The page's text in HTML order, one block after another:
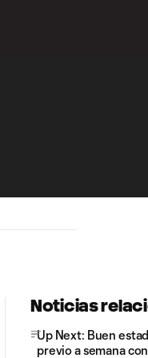
Noticias
Up Next: Buen
previo a semana